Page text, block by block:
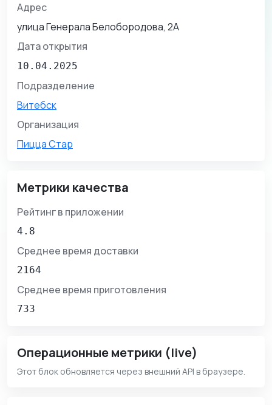
Адрес
улица Генерала Белобородова, 2А
Дата открытия
10.04.2025
Подразделение
Витебск
Организация
Пицца Стар
Метрики качества
Рейтинг в приложении
4.8
Среднее время доставки
2164
Среднее время приготовления
733
Операционные метрики (live)
Этот блок обновляется через внешний API в браузере.